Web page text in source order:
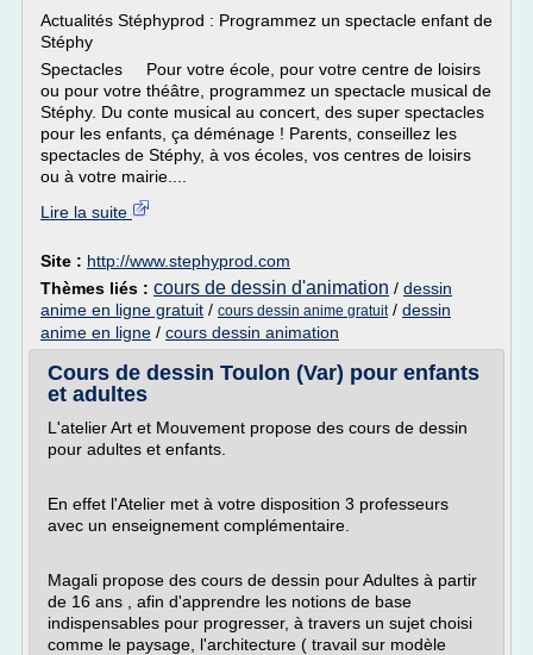
Actualités Stéphyprod : Programmez un spectacle enfant de
Stéphy
Spectacles Pour votre école, pour votre centre de loisirs
ou pour votre théâtre, programmez un spectacle musical de
Stéphy. Du conte musical au concert, des super spectacles
pour les enfants, ça déménage ! Parents, conseillez les
spectacles de Stéphy, à vos écoles, vos centres de loisirs
ou à votre mairie....
Lire la suite
Site : http://www.stephyprod.com
Thèmes liés : cours de dessin d'animation / dessin
anime en ligne gratuit / cours dessin anime gratuit/ dessin
anime en ligne / cours dessin animation
Cours de dessin Toulon (Var) pour enfants
et adultes
L'atelier Art et Mouvement propose des cours de dessin
pour adultes et enfants.
En effet l'Atelier met à votre disposition 3 professeurs
avec un enseignement complémentaire.
Magali propose des cours de dessin pour Adultes à partir
de 16 ans , afin d'apprendre les notions de base
indispensables pour progresser, à travers un sujet choisi
comme le paysage, l'architecture ( travail sur modèle